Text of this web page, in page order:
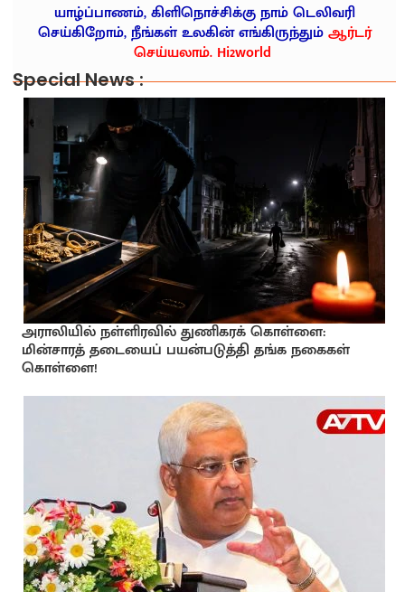
யாழ்ப்பாணம், கிளிநொச்சிக்கு நாம் டெலிவரி
செய்கிறோம், நீங்கள் உலகின் எங்கிருந்தும்ஆர்டர்
செய்யலாம். Hi2world
Special News :
அராலியில் நள்ளிரவில் துணிகரக் கொள்ளை:
மின்சாரத் தடையைப் பயன்படுத்தி தங்க நகைகள்
கொள்ளை!